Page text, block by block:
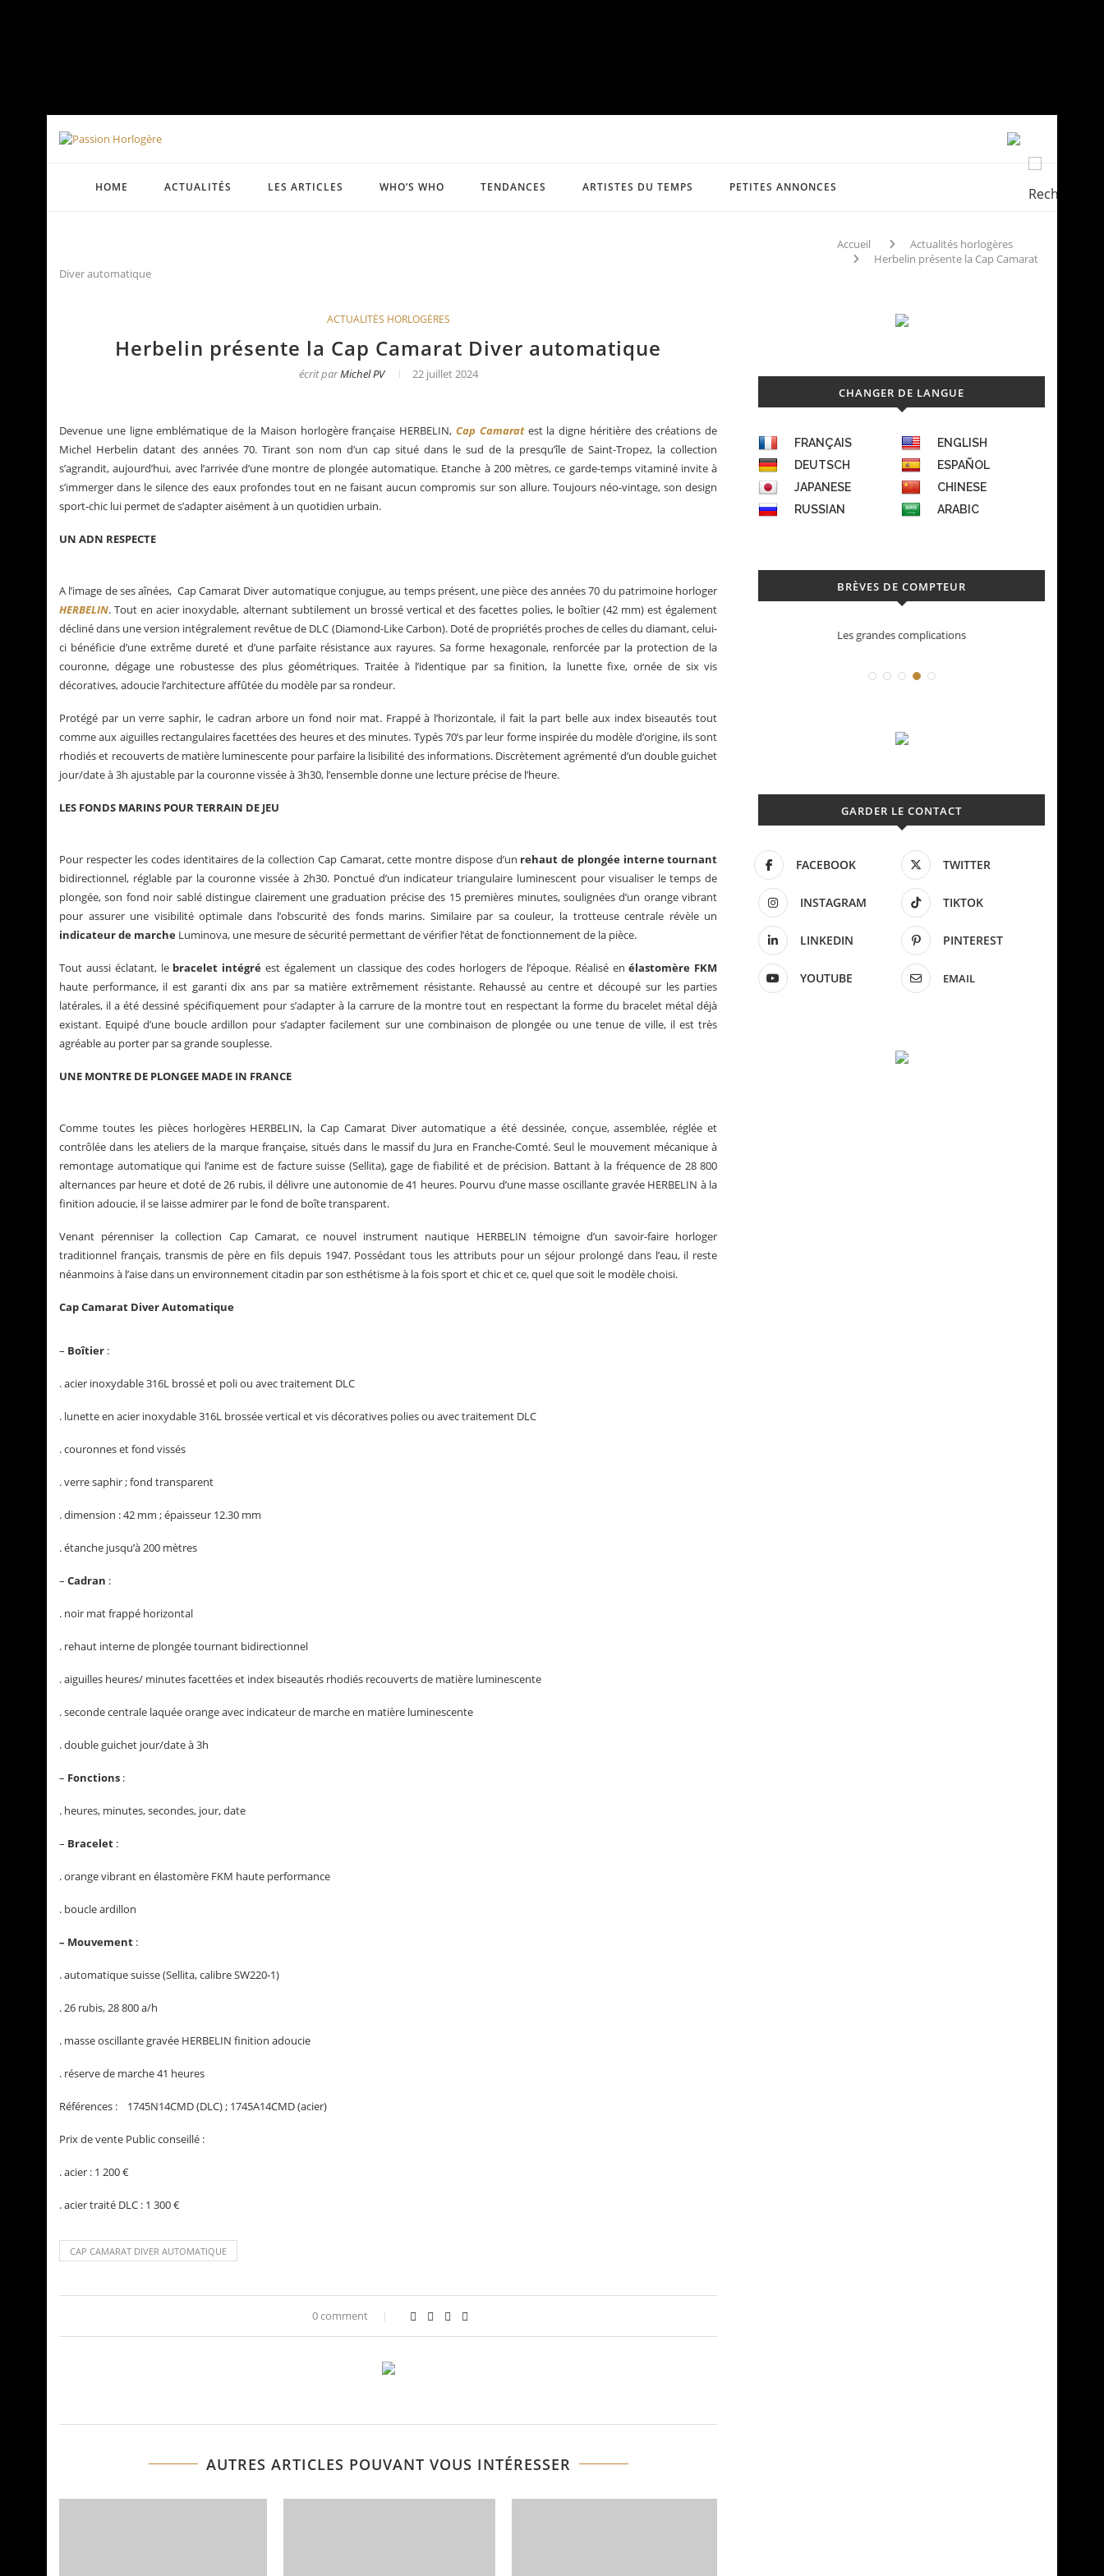
HOME ACTUALITÉS LES ARTICLES WHO’S WHO TENDANCES ARTISTES DU TEMPS PETITES ANNONCES
Accueil
Actualités horlogères
Herbelin présente la Cap Camarat
Diver automatique
ACTUALITÉS HORLOGÈRES
Herbelin présente la Cap Camarat Diver automatique
écrit parMichel PV 22 juillet 2024
Devenue une ligne emblématique de la Maison horlogère française HERBELIN, Cap Camaratest la digne héritière des créations de
Michel Herbelin datant des années 70. Tirant son nom d’un cap situé dans le sud de la presqu’île de Saint-Tropez, la collection
s’agrandit, aujourd’hui, avec l’arrivée d’une montre de plongée automatique. Etanche à 200 mètres, ce garde-temps vitaminé invite à
s’immerger dans le silence des eaux profondes tout en ne faisant aucun compromis sur son allure. Toujours néo-vintage, son design
sport-chic lui permet de s’adapter aisément à un quotidien urbain.
UN ADN RESPECTE
A l’image de ses aînées, Cap Camarat Diver automatique conjugue, au temps présent, une pièce des années 70 du patrimoine horloger
HERBELIN. Tout en acier inoxydable, alternant subtilement un brossé vertical et des facettes polies, le boîtier (42 mm) est également
décliné dans une version intégralement revêtue de DLC (Diamond-Like Carbon). Doté de propriétés proches de celles du diamant, celui-
ci bénéficie d’une extrême dureté et d’une parfaite résistance aux rayures. Sa forme hexagonale, renforcée par la protection de la
couronne, dégage une robustesse des plus géométriques. Traitée à l’identique par sa finition, la lunette fixe, ornée de six vis
décoratives, adoucie l’architecture affûtée du modèle par sa rondeur.
Protégé par un verre saphir, le cadran arbore un fond noir mat. Frappé à l’horizontale, il fait la part belle aux index biseautés tout
comme aux aiguilles rectangulaires facettées des heures et des minutes. Typés 70’s par leur forme inspirée du modèle d’origine, ils sont
rhodiés et recouverts de matière luminescente pour parfaire la lisibilité des informations. Discrètement agrémenté d’un double guichet
jour/date à 3h ajustable par la couronne vissée à 3h30, l’ensemble donne une lecture précise de l’heure.
LES FONDS MARINS POUR TERRAIN DE JEU
Pour respecter les codes identitaires de la collection Cap Camarat, cette montre dispose d’un rehaut de plongée interne tournant
bidirectionnel, réglable par la couronne vissée à 2h30. Ponctué d’un indicateur triangulaire luminescent pour visualiser le temps de
plongée, son fond noir sablé distingue clairement une graduation précise des 15 premières minutes, soulignées d’un orange vibrant
pour assurer une visibilité optimale dans l’obscurité des fonds marins. Similaire par sa couleur, la trotteuse centrale révèle un
indicateur de marche Luminova, une mesure de sécurité permettant de vérifier l’état de fonctionnement de la pièce.
Tout aussi éclatant, le bracelet intégré est également un classique des codes horlogers de l’époque. Réalisé enélastomère FKM
haute performance, il est garanti dix ans par sa matière extrêmement résistante. Rehaussé au centre et découpé sur les parties
latérales, il a été dessiné spécifiquement pour s’adapter à la carrure de la montre tout en respectant la forme du bracelet métal déjà
existant. Equipé d’une boucle ardillon pour s’adapter facilement sur une combinaison de plongée ou une tenue de ville, il est très
agréable au porter par sa grande souplesse.
UNE MONTRE DE PLONGEE MADE IN FRANCE
Comme toutes les pièces horlogères HERBELIN, la Cap Camarat Diver automatique a été dessinée, conçue, assemblée, réglée et
contrôlée dans les ateliers de la marque française, situés dans le massif du Jura en Franche-Comté. Seul le mouvement mécanique à
remontage automatique qui l’anime est de facture suisse (Sellita), gage de fiabilité et de précision. Battant à la fréquence de 28 800
alternances par heure et doté de 26 rubis, il délivre une autonomie de 41 heures. Pourvu d’une masse oscillante gravée HERBELIN à la
finition adoucie, il se laisse admirer par le fond de boîte transparent.
Venant pérenniser la collection Cap Camarat, ce nouvel instrument nautique HERBELIN témoigne d’un savoir-faire horloger
traditionnel français, transmis de père en fils depuis 1947. Possédant tous les attributs pour un séjour prolongé dans l’eau, il reste
néanmoins à l’aise dans un environnement citadin par son esthétisme à la fois sport et chic et ce, quel que soit le modèle choisi.
Cap Camarat Diver Automatique
– Boîtier :
. acier inoxydable 316L brossé et poli ou avec traitement DLC
. lunette en acier inoxydable 316L brossée vertical et vis décoratives polies ou avec traitement DLC
. couronnes et fond vissés
. verre saphir ; fond transparent
. dimension : 42 mm ; épaisseur 12.30 mm
. étanche jusqu’à 200 mètres
– Cadran :
. noir mat frappé horizontal
. rehaut interne de plongée tournant bidirectionnel
. aiguilles heures/ minutes facettées et index biseautés rhodiés recouverts de matière luminescente
. seconde centrale laquée orange avec indicateur de marche en matière luminescente
. double guichet jour/date à 3h
– Fonctions :
. heures, minutes, secondes, jour, date
– Bracelet :
. orange vibrant en élastomère FKM haute performance
. boucle ardillon
– Mouvement :
. automatique suisse (Sellita, calibre SW220-1)
. 26 rubis, 28 800 a/h
. masse oscillante gravée HERBELIN finition adoucie
. réserve de marche 41 heures
Références : 1745N14CMD (DLC) ; 1745A14CMD (acier)
Prix de vente Public conseillé :
. acier : 1 200 €
. acier traité DLC : 1 300 €
CAP CAMARAT DIVER AUTOMATIQUE
0 comment
AUTRES ARTICLES POUVANT VOUS INTÉRESSER
CHANGER DE LANGUE
FRANÇAIS
ENGLISH
DEUTSCH
ESPAÑOL
JAPANESE
CHINESE
RUSSIAN
ARABIC
BRÈVES DE COMPTEUR
Santos de Cartier Le business des montres en 2025 Les grandes complications Déconstruction Parmigiani Fleurier
GARDER LE CONTACT
FACEBOOK TWITTER
INSTAGRAM TIKTOK
LINKEDIN PINTEREST
YOUTUBE EMAIL